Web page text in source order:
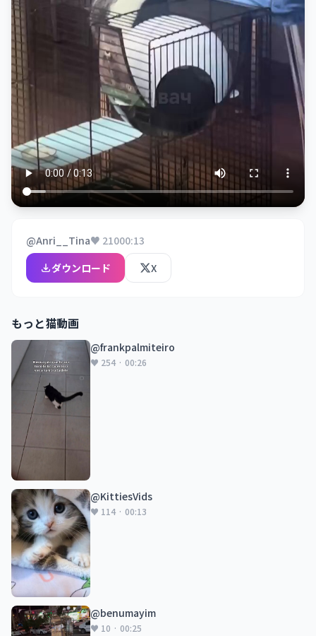
@Anri__Tina♥ 21000:13
ダウンロード
X
もっと猫動画
@frankpalmiteiro
♥ 254 · 00:26
@KittiesVids
♥ 114 · 00:13
@benumayim
♥ 10 · 00:25